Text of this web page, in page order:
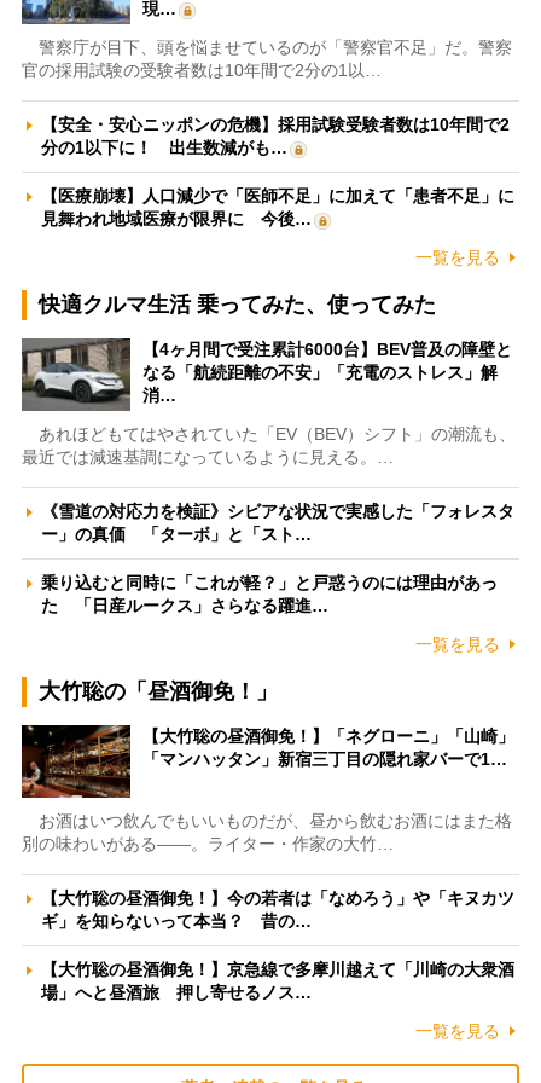
現…
警察庁が目下、頭を悩ませているのが「警察官不足」だ。警察
官の採用試験の受験者数は10年間で2分の1以…
【安全・安心ニッポンの危機】採用試験受験者数は10年間で2
分の1以下に！ 出生数減がも…
【医療崩壊】人口減少で「医師不足」に加えて「患者不足」に
見舞われ地域医療が限界に 今後…
一覧を見る
快適クルマ生活 乗ってみた、使ってみた
【4ヶ月間で受注累計6000台】BEV普及の障壁と
なる「航続距離の不安」「充電のストレス」解
消…
あれほどもてはやされていた「EV（BEV）シフト」の潮流も、
最近では減速基調になっているように見える。…
《雪道の対応力を検証》シビアな状況で実感した「フォレスタ
ー」の真価 「ターボ」と「スト…
乗り込むと同時に「これが軽？」と戸惑うのには理由があっ
た 「日産ルークス」さらなる躍進…
一覧を見る
大竹聡の「昼酒御免！」
【大竹聡の昼酒御免！】「ネグローニ」「山崎」
「マンハッタン」新宿三丁目の隠れ家バーで1…
お酒はいつ飲んでもいいものだが、昼から飲むお酒にはまた格
別の味わいがある――。ライター・作家の大竹…
【大竹聡の昼酒御免！】今の若者は「なめろう」や「キヌカツ
ギ」を知らないって本当？ 昔の…
【大竹聡の昼酒御免！】京急線で多摩川越えて「川崎の大衆酒
場」へと昼酒旅 押し寄せるノス…
一覧を見る